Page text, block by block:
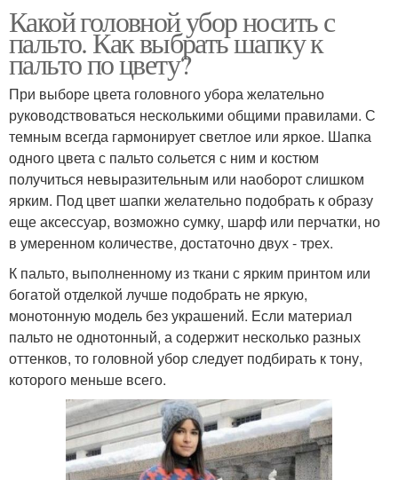
Какой головной убор носить с
пальто. Как выбрать шапку к
пальто по цвету?
При выборе цвета головного убора желательно
руководствоваться несколькими общими правилами. С
темным всегда гармонирует светлое или яркое. Шапка
одного цвета с пальто сольется с ним и костюм
получиться невыразительным или наоборот слишком
ярким. Под цвет шапки желательно подобрать к образу
еще аксессуар, возможно сумку, шарф или перчатки, но
в умеренном количестве, достаточно двух - трех.
К пальто, выполненному из ткани с ярким принтом или
богатой отделкой лучше подобрать не яркую,
монотонную модель без украшений. Если материал
пальто не однотонный, а содержит несколько разных
оттенков, то головной убор следует подбирать к тону,
которого меньше всего.